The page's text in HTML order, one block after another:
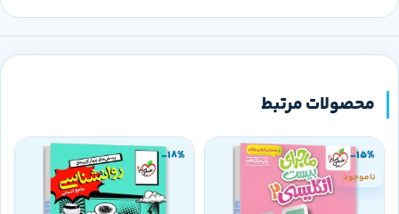
محصولات مرتبط
-15%
ناموجود
-18%